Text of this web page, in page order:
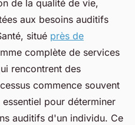
de la qualité de vie,
aux besoins auditifs
situé près de
complète de services
rencontrent des
commence souvent
pour déterminer
auditifs d'un individu. Ce